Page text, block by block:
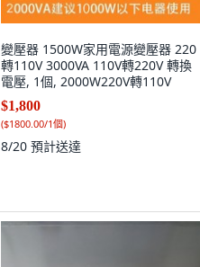
變壓器 1500W家用電源變壓器 220
轉110V 3000VA 110V轉220V 轉換
電壓, 1個, 2000W220V轉110V
$1,800
($1800.00/1個)
8/20 預計送達